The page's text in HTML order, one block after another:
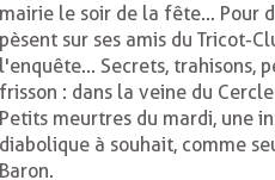
mairie le soir de la fête... Pour
pèsent sur ses amis du Tricot-
l'enquête... Secrets, trahisons,
frisson : dans la veine du
Petits meurtres du mardi, une
diabolique à souhait, comme
Baron.